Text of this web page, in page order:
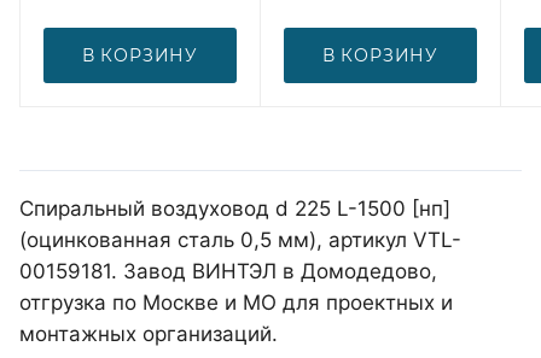
В КОРЗИНУ В КОРЗИНУ
Спиральный воздуховод d 225 L-1500 [нп]
(оцинкованная сталь 0,5 мм), артикул VTL-
00159181. Завод ВИНТЭЛ в Домодедово,
отгрузка по Москве и МО для проектных и
монтажных организаций.